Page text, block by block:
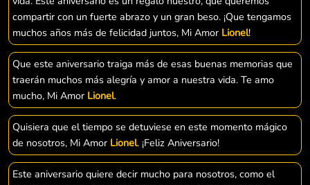
compartir con un fuerte abrazo y un gran beso. ¡Que tengamos
muchos años más de felicidad juntos, Mi Amor Lionel!
Que este aniversario traiga más de esas buenas memorias que
traerán muchos más alegría y amor a nuestra vida. Te amo
mucho, Mi Amor Lionel.
Quisiera que el tiempo se detuviese en este momento mágico
de nosotros, Mi Amor Lionel. ¡Feliz Aniversario!
Este aniversario quiere decir mucho para nosotros, como el